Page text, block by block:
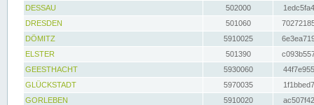
DESSAU
502000
DRESDEN
501060
DÖMITZ
5910025
ELSTER
501390
GEESTHACHT
5930060
GLÜCKSTADT
5970035
GORLEBEN
5910020